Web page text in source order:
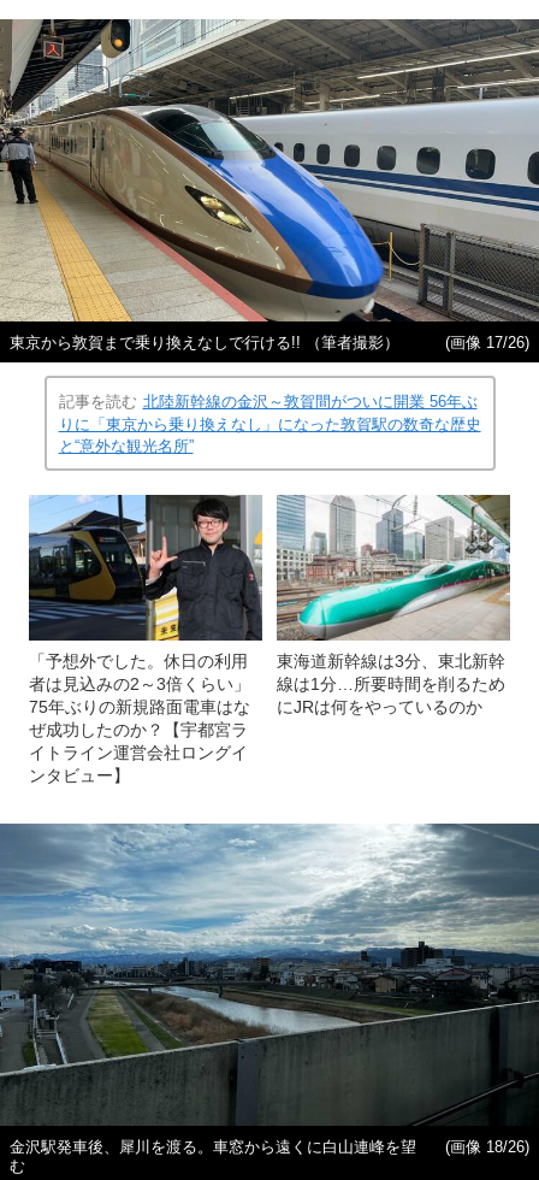
東京から敦賀まで乗り換えなしで行ける!! （筆者撮影） (画像 17/26)
記事を読む 北陸新幹線の金沢～敦賀間がついに開業 56年ぶ
りに「東京から乗り換えなし」になった敦賀駅の数奇な歴史
と“意外な観光名所”
「予想外でした。休日の利用
者は見込みの2～3倍くらい」
75年ぶりの新規路面電車はな
ぜ成功したのか？【宇都宮ラ
イトライン運営会社ロングイ
ンタビュー】
東海道新幹線は3分、東北新幹
線は1分…所要時間を削るため
にJRは何をやっているのか
金沢駅発車後、犀川を渡る。車窓から遠くに白山連峰を望
む
(画像 18/26)